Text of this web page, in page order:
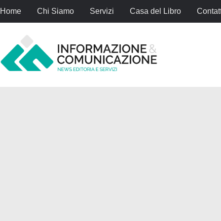
Home Chi Siamo Servizi Casa del Libro